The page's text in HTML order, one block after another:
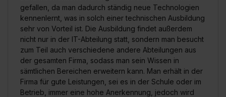
Eine Erlaubnis hierfür kannst du auch später noch im
Einzelfall bei dem jeweiligen Inhalt erteilen. Willst du nur
bestimmte Verwendungszwecke zulassen, triff deine
Auswahl über die Checkboxen und klick auf „Auswahl
erlauben“. Die Einwilligung zur Platzierung von Cookies
der Kategorien „Präferenzen“, „Statistiken“ und „Social
Media und Marketing“ umfasst hierbei die Einwilligung
zur Übermittlung deiner Daten in die USA (Art. 49 Abs. 1
gefallen, da man dadurch ständig neue Technologien
kennenlernt, was in solch einer technischen Ausbildung
sehr von Vorteil ist. Die Ausbildung findet außerdem
nicht nur in der IT-Abteilung statt, sondern man besucht
zum Teil auch verschiedene andere Abteilungen aus
der gesamten Firma, sodass man sein Wissen in
sämtlichen Bereichen erweitern kann. Man erhält in der
Firma für gute Leistungen, sei es in der Schule oder im
Betrieb, immer eine hohe Anerkennung, jedoch wird